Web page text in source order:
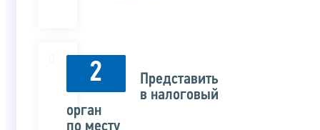
2
Представить
в налоговый
орган